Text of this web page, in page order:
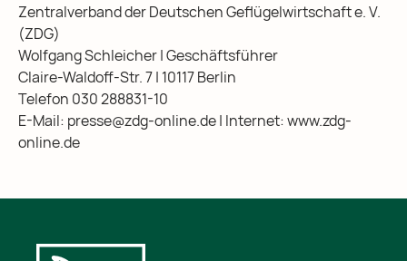
Zentralverband der Deutschen Geflügelwirtschaft e. V.
(ZDG)
Wolfgang Schleicher | Geschäftsführer
Claire-Waldoff-Str. 7 | 10117 Berlin
Telefon 030 288831-10
E-Mail: presse@zdg-online.de| Internet: www.zdg-
online.de